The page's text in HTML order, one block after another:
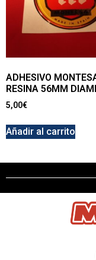
ADHESIVO
RESINA 56MM
5,00€
Añadir al carrito